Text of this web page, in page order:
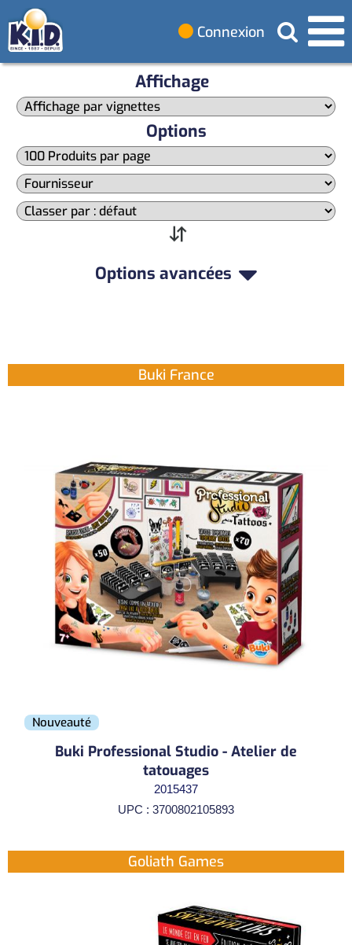
Connexion
Affichage
Options
Options avancées
Buki France
Nouveauté
Buki Professional Studio - Atelier de
tatouages
2015437
UPC : 3700802105893
Goliath Games